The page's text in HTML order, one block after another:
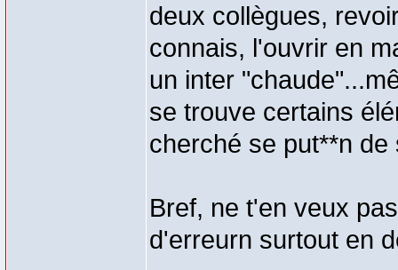
deux collègues,
connais, l'ouvrir en
un inter
se trouve certains
cherché se put**n
Bref, ne t'en veux
d'erreurn surtout en